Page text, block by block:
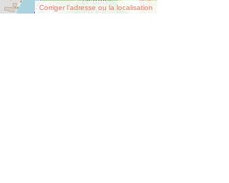
Corriger l’adresse ou la localisation